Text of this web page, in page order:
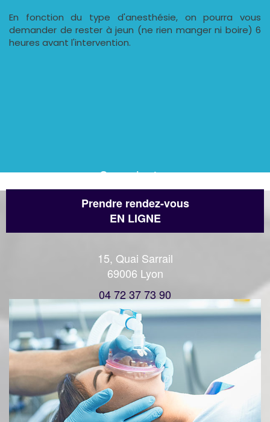
En fonction du type d'anesthésie, on pourra vous
demander de rester à jeun (ne rien manger ni boire) 6
heures avant l'intervention.
Consultation
Prendre rendez-vous
EN LIGNE
15, Quai Sarrail
69006 Lyon
04 72 37 73 90
Accéder au lieux d'activités